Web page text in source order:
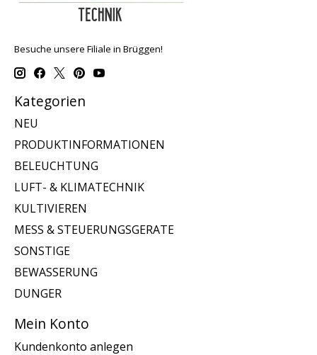
Besuche unsere Filiale in Brüggen!
Kategorien
NEU
PRODUKTINFORMATIONEN
BELEUCHTUNG
LUFT- & KLIMATECHNIK
KULTIVIEREN
MESS & STEUERUNGSGERATE
SONSTIGE
BEWASSERUNG
DUNGER
Mein Konto
Kundenkonto anlegen